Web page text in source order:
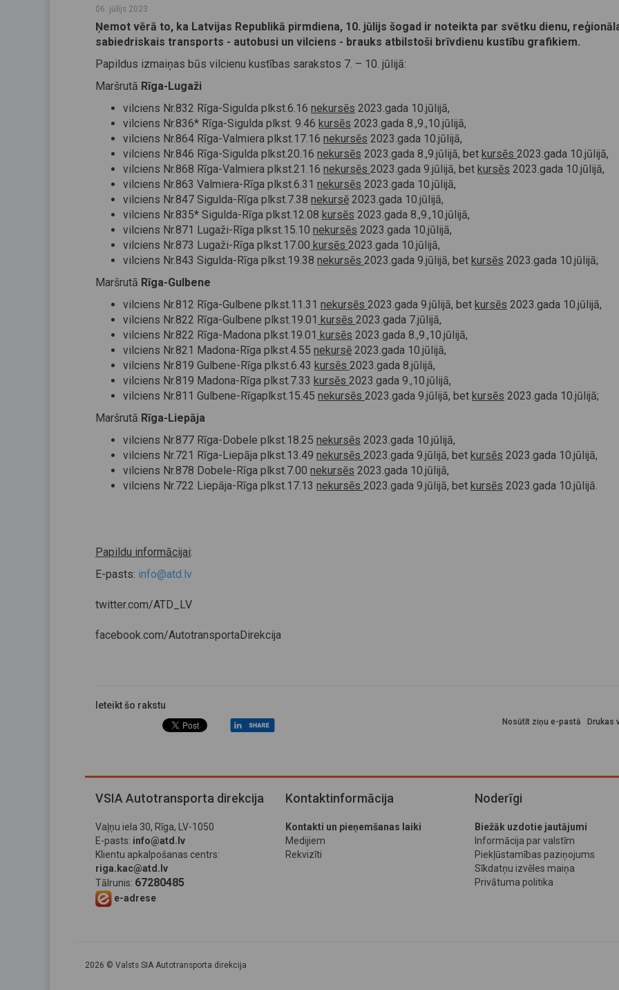
06. jūlijs 2023
Ņemot vērā to, ka Latvijas Republikā pirmdiena, 10. jūlijs šogad ir noteikta par svētku dienu,
sabiedriskais transports - autobusi un vilciens - brauks atbilstoši brīvdienu kustību grafikiem.
Papildus izmaiņas būs vilcienu kustības sarakstos 7. – 10. jūlijā:
Maršrutā Rīga-Lugaži
vilciens Nr.832 Rīga-Sigulda plkst.6.16 nekursēs 2023.gada 10.jūlijā,
vilciens Nr.836* Rīga-Sigulda plkst. 9.46 kursēs 2023.gada 8.,9.,10.jūlijā,
vilciens Nr.864 Rīga-Valmiera plkst.17.16 nekursēs 2023.gada 10.jūlijā,
vilciens Nr.846 Rīga-Sigulda plkst.20.16 nekursēs 2023.gada 8.,9.jūlijā, bet kursēs 2023.gada 10.jūlijā,
vilciens Nr.868 Rīga-Valmiera plkst.21.16 nekursēs 2023.gada 9.jūlijā, bet kursēs 2023.gada 10.jūlijā,
vilciens Nr.863 Valmiera-Rīga plkst.6.31 nekursēs 2023.gada 10.jūlijā,
vilciens Nr.847 Sigulda-Rīga plkst.7.38 nekursē 2023.gada 10.jūlijā,
vilciens Nr.835* Sigulda-Rīga plkst.12.08 kursēs 2023.gada 8.,9.,10.jūlijā,
vilciens Nr.871 Lugaži-Rīga plkst.15.10 nekursēs 2023.gada 10.jūlijā,
vilciens Nr.873 Lugaži-Rīga plkst.17.00 kursēs 2023.gada 10.jūlijā,
vilciens Nr.843 Sigulda-Rīga plkst.19.38 nekursēs 2023.gada 9.jūlijā, bet kursēs 2023.gada 10.jūlijā;
Maršrutā Rīga-Gulbene
vilciens Nr.812 Rīga-Gulbene plkst.11.31 nekursēs 2023.gada 9.jūlijā, bet kursēs 2023.gada 10.jūlijā,
vilciens Nr.822 Rīga-Gulbene plkst.19.01 kursēs 2023.gada 7.jūlijā,
vilciens Nr.822 Rīga-Madona plkst.19.01 kursēs 2023.gada 8.,9.,10.jūlijā,
vilciens Nr.821 Madona-Rīga plkst.4.55 nekursē 2023.gada 10.jūlijā,
vilciens Nr.819 Gulbene-Rīga plkst.6.43 kursēs 2023.gada 8.jūlijā,
vilciens Nr.819 Madona-Rīga plkst.7.33 kursēs 2023.gada 9.,10.jūlijā,
vilciens Nr.811 Gulbene-Rīgaplkst.15.45 nekursēs 2023.gada 9.jūlijā, bet kursēs 2023.gada 10.jūlijā;
Maršrutā Rīga-Liepāja
vilciens Nr.877 Rīga-Dobele plkst.18.25 nekursēs 2023.gada 10.jūlijā,
vilciens Nr.721 Rīga-Liepāja plkst.13.49 nekursēs 2023.gada 9.jūlijā, bet kursēs 2023.gada 10.jūlijā,
vilciens Nr.878 Dobele-Rīga plkst.7.00 nekursēs 2023.gada 10.jūlijā,
vilciens Nr.722 Liepāja-Rīga plkst.17.13 nekursēs 2023.gada 9.jūlijā, bet kursēs 2023.gada 10.jūlijā.
Papildu informācijai:
E-pasts: info@atd.lv
twitter.com/ATD_LV
facebook.com/AutotransportaDirekcija
Ieteikt šo rakstu
Drukas
Nosūtīt ziņu e-pastā
VSIA Autotransporta direkcija
Vaļņu iela 30, Rīga, LV-1050
E-pasts: info@atd.lv
Klientu apkalpošanas centrs:
riga.kac@atd.lv
Tālrunis: 67280485
e-adrese
Kontaktinformācija
Kontakti un pieņemšanas laiki
Medijiem
Rekvizīti
Noderīgi
Biežāk uzdotie jautājumi
Informācija par valstīm
Piekļūstamības paziņojums
Sīkdatņu izvēles maiņa
Privātuma politika
2026 © Valsts SIA Autotransporta direkcija